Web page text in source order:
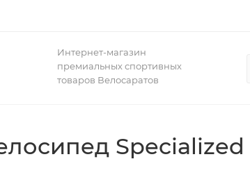
Интернет-магазин
премиальных спортивных
товаров Велосаратов